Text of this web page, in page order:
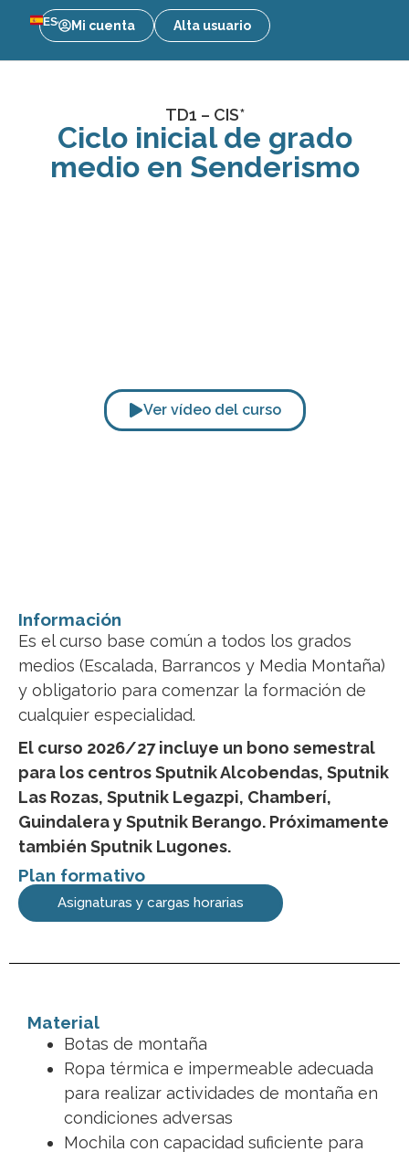
ES Mi cuenta Alta usuario
TD1 – CIS*
Ciclo inicial de grado
medio en Senderismo
Ver vídeo del curso
Información
Es el curso base común a todos los grados
medios (Escalada, Barrancos y Media Montaña)
y obligatorio para comenzar la formación de
cualquier especialidad.
El curso 2026/27 incluye un bono semestral
para los centros Sputnik Alcobendas, Sputnik
Las Rozas, Sputnik Legazpi, Chamberí,
Guindalera y Sputnik Berango. Próximamente
también Sputnik Lugones.
Plan formativo
Asignaturas y cargas horarias
Material
Botas de montaña
Ropa térmica e impermeable adecuada
para realizar actividades de montaña en
condiciones adversas
Mochila con capacidad suficiente para